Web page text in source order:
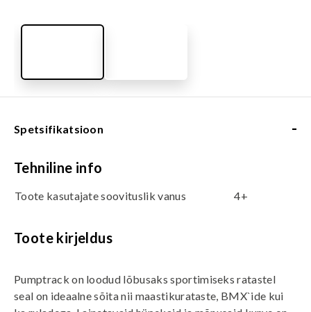
Spetsifikatsioon -
Tehniline info
Toote kasutajate soovituslik vanus 4+
Toote kirjeldus
Pumptrack on loodud lõbusaks sportimiseks ratastel 
seal on ideaalne sõita nii maastikurataste, BMX`ide kui